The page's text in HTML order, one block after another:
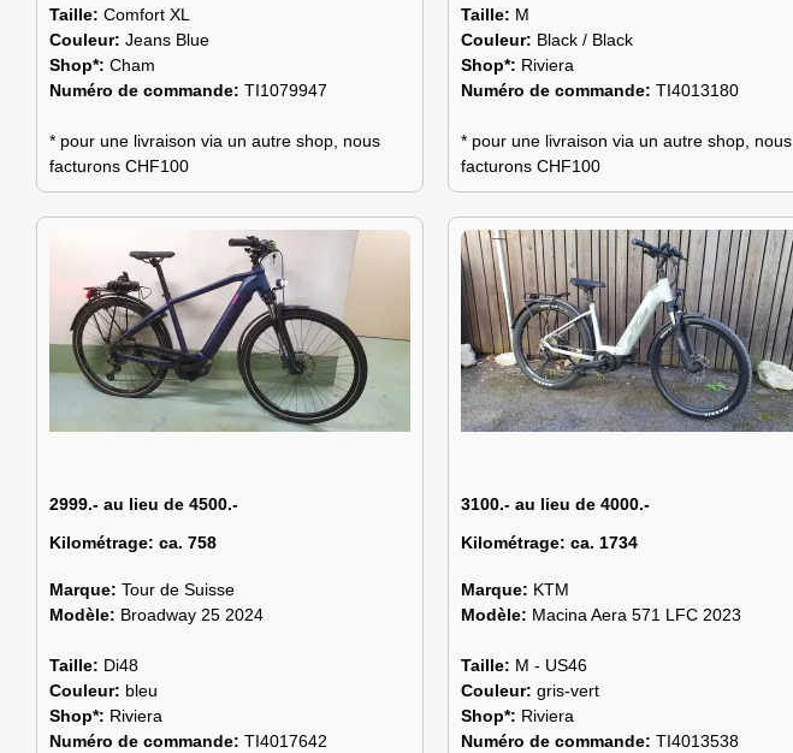
Taille: Comfort XL
Couleur: Jeans Blue
Shop*: Cham
Numéro de commande: TI1079947
* pour une livraison via un autre shop, nous
facturons CHF100
Taille: M
Couleur: Black / Black
Shop*: Riviera
Numéro de commande: TI4013180
* pour une livraison via un autre shop, nous
facturons CHF100
2999.- au lieu de 4500.-
Kilométrage: ca. 758
Marque: Tour de Suisse
Modèle: Broadway 25 2024
Taille: Di48
Couleur: bleu
Shop*: Riviera
Numéro de commande: TI4017642
3100.- au lieu de 4000.-
Kilométrage: ca. 1734
Marque: KTM
Modèle: Macina Aera 571 LFC 2023
Taille: M - US46
Couleur: gris-vert
Shop*: Riviera
Numéro de commande: TI4013538